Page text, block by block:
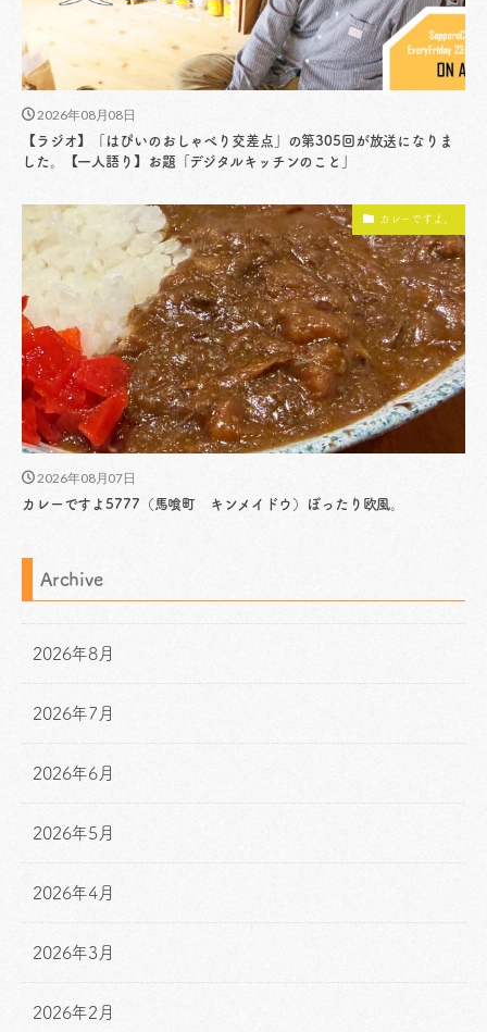
2026年08月08日
【ラジオ】「はぴいのおしゃべり交差点」の第305回が放送になりま
した。【一人語り】お題「デジタルキッチンのこと」
カレーですよ。
2026年08月07日
カレーですよ5777（馬喰町 キンメイドウ）ぽったり欧風。
Archive
2026年8月
2026年7月
2026年6月
2026年5月
2026年4月
2026年3月
2026年2月